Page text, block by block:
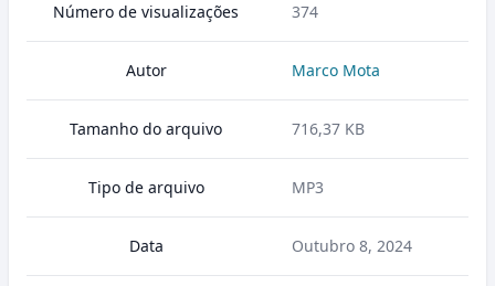
Número de visualizações 374
Autor Marco Mota
Tamanho do arquivo 716,37 KB
Tipo de arquivo MP3
Data Outubro 8, 2024